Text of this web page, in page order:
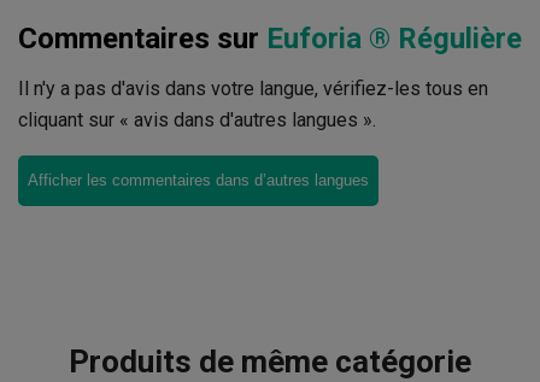
Commentaires sur Euforia ® Régulière
Il n'y a pas d'avis dans votre langue, vérifiez-les tous en
cliquant sur « avis dans d'autres langues ».
Afficher les commentaires dans d’autres langues
Produits de même catégorie